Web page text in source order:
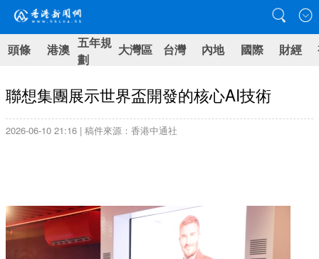
頭條 港澳 五年規
劃
大灣區 台灣 內地 國際 財經
聯想集團展示世界盃開發的核心AI技術
2026-06-10 21:16 | 稿件來源：香港中通社